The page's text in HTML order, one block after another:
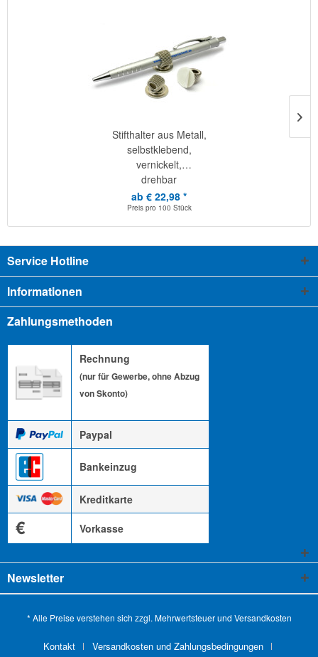
Stifthalter aus Metall,
selbstklebend,
vernickelt,
drehbar
ab € 22,98 *
Preis pro 100 Stück
Service Hotline
Informationen
Zahlungsmethoden
Rechnung
(nur für Gewerbe, ohne Abzug
von Skonto)
Paypal
Bankeinzug
Kreditkarte
€ Vorkasse
Newsletter
* Alle Preise verstehen sich zzgl. Mehrwertsteuer und Versandkosten
Kontakt Versandkosten und Zahlungsbedingungen